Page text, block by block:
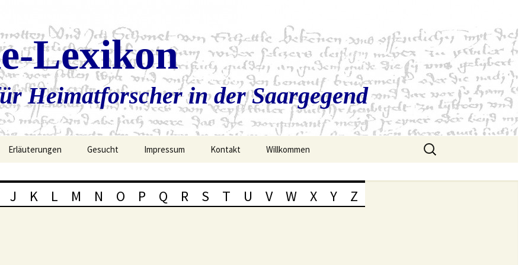
Lexikon
Heimatforscher in der Saargegend
Erläuterungen Gesucht Impressum Kontakt Willkommen
Suchen
nach:
J K L M N O P Q R S T U V W X Y Z